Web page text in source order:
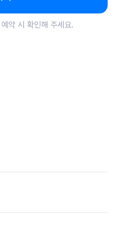
약 시 확인해 주세요.